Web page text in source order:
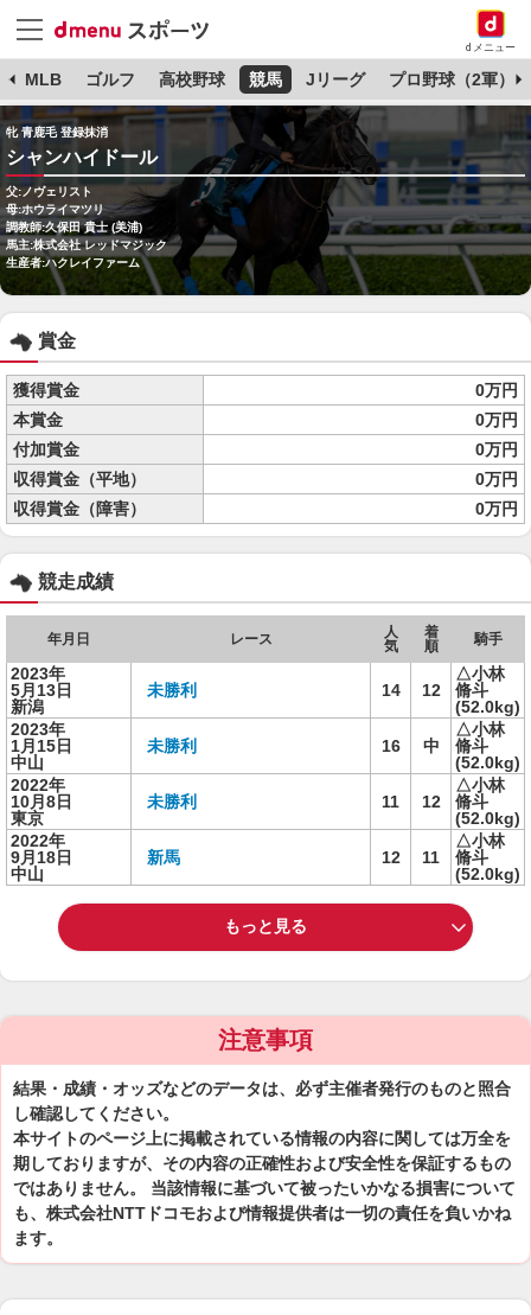
dメニュー
MLB ゴルフ 高校野球 競馬 Jリーグ プロ野球（2軍）
牝 青鹿毛 登録抹消
シャンハイドール
父:ノヴェリスト
母:ホウライマツリ
調教師:久保田 貴士 (美浦)
馬主:株式会社 レッドマジック
生産者:ハクレイファーム
賞金
獲得賞金
0万円
本賞金
0万円
付加賞金
0万円
収得賞金（平地）
0万円
収得賞金（障害）
0万円
競走成績
年月日 レース
人
気
着
順
騎手
2023年
5月13日
新潟
未勝利 14 12
△小林
脩斗
(52.0kg)
2023年
1月15日
中山
未勝利 16 中
△小林
脩斗
(52.0kg)
2022年
10月8日
東京
未勝利 11 12
△小林
脩斗
(52.0kg)
2022年
9月18日
中山
新馬 12 11
△小林
脩斗
(52.0kg)
もっと見る
注意事項
結果・成績・オッズなどのデータは、必ず主催者発行のものと照合
し確認してください。
本サイトのページ上に掲載されている情報の内容に関しては万全を
期しておりますが、その内容の正確性および安全性を保証するもの
ではありません。 当該情報に基づいて被ったいかなる損害について
も、株式会社NTTドコモおよび情報提供者は一切の責任を負いかね
ます。